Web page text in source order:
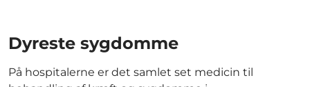
Dyreste sygdomme
På hospitalerne er det samlet set medicin til